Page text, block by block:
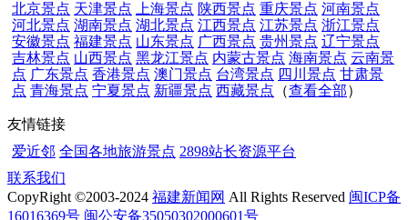
北京景点 天津景点 上海景点 陕西景点 重庆景点 河南景点
河北景点 湖南景点 湖北景点 江西景点 江苏景点 浙江景点
安徽景点 福建景点 山东景点 广西景点 贵州景点 辽宁景点
吉林景点 山西景点 黑龙江景点 内蒙古景点 海南景点 云南景
点 广东景点 香港景点 澳门景点 台湾景点 四川景点 甘肃景
点 青海景点 宁夏景点 新疆景点 西藏景点 （查看全部）
友情链接
爱近邻 全国各地旅游景点 2898站长资源平台
联系我们
CopyRight ©2003-2024 福建新闻网 All Rights Reserved 闽ICP备
16016369号 闽公安备35050302000601号